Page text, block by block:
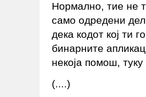
Нормално, тие не
само одредени
дека кодот кој ти
бинарните
некоја помош,
(....)